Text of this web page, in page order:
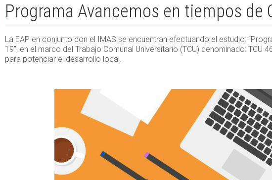
Programa Avancemos en tiempos de
La EAP en conjunto con el IMAS se encuentran efectuando el estudio:
19”, en el marco del Trabajo Comunal Universitario (TCU) denominado: TCU
para potenciar el desarrollo local.